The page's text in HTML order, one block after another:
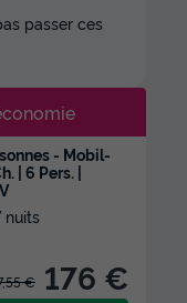
- Mobil-
| 6 Pers. |
nuits
€ 176 €
passer ces